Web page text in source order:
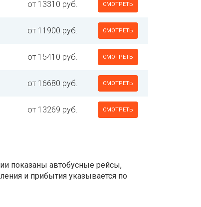
СМОТРЕТЬ
от 13310 руб.
СМОТРЕТЬ
от 11900 руб.
СМОТРЕТЬ
от 15410 руб.
СМОТРЕТЬ
от 16680 руб.
СМОТРЕТЬ
от 13269 руб.
показаны автобусные рейсы,
и прибытия указывается по